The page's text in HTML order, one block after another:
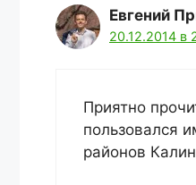
Евгений
20.12.2014 в
Приятно
пользовался
районов